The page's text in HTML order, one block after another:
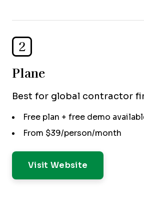
2
Plane
Best for global contractor
Free plan + free demo
From $39/person/month
Visit Website